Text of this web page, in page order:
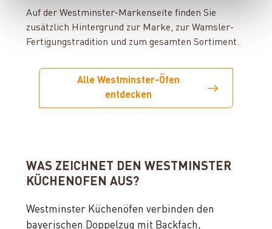
Auf der Westminster-Markenseite finden Sie
zusätzlich Hintergrund zur Marke, zur Wamsler-
Fertigungstradition und zum gesamten Sortiment.
Alle Westminster-Öfen
entdecken
WAS ZEICHNET DEN WESTMINSTER
KÜCHENOFEN AUS?
Westminster Küchenöfen verbinden den
bayerischen Doppelzug mit Backfach,